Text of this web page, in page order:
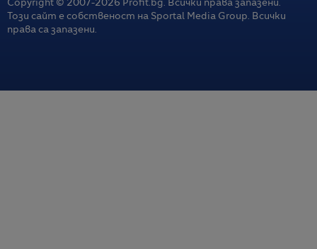
Copyright © 2007-2026 Profit.bg. Всички права запазени.
Този сайт е собственост на Sportal Media Group. Всички
права са запазени.